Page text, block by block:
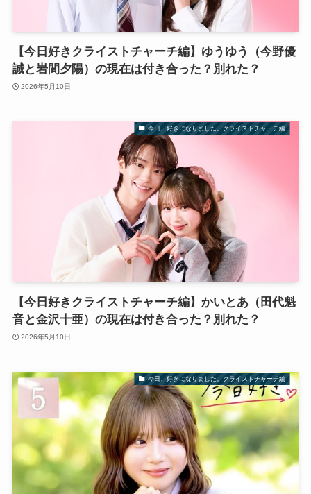
【今日好きクライストチャーチ編】ゆうゆう（今野優
誠と岩間夕陽）の現在は付き合った？別れた？
2026年5月10日
今日、好きになりました。クライストチャーチ編
【今日好きクライストチャーチ編】かいとあ（田代魁
音と金沢十亜）の現在は付き合った？別れた？
2026年5月10日
今日、好きになりました。クライストチャーチ編